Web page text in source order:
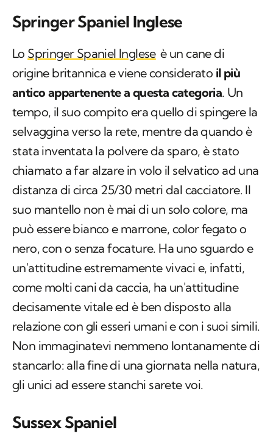
Springer Spaniel Inglese
Lo Springer Spaniel Inglese è un cane di
origine britannica e viene considerato il più
antico appartenente a questa categoria. Un
tempo, il suo compito era quello di spingere la
selvaggina verso la rete, mentre da quando è
stata inventata la polvere da sparo, è stato
chiamato a far alzare in volo il selvatico ad una
distanza di circa 25/30 metri dal cacciatore. Il
suo mantello non è mai di un solo colore, ma
può essere bianco e marrone, color fegato o
nero, con o senza focature. Ha uno sguardo e
un'attitudine estremamente vivaci e, infatti,
come molti cani da caccia, ha un'attitudine
decisamente vitale ed è ben disposto alla
relazione con gli esseri umani e con i suoi simili.
Non immaginatevi nemmeno lontanamente di
stancarlo: alla fine di una giornata nella natura,
gli unici ad essere stanchi sarete voi.
Sussex Spaniel